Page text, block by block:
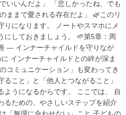
いいんだよ」 「悲しかったね、でも
ままで愛される存在だよ」 🌿このリ
りになります。 ノートやスマホにメ
にしておきましょう。 🌱第5章：周
― インナーチャイルドを守りなが
インナーチャイルドとの絆が深ま
コミュニケーション」も変わってき
こと」と「他人とつながること」
ようになるからです。 ここでは、 自
るための、やさしいステップを紹介